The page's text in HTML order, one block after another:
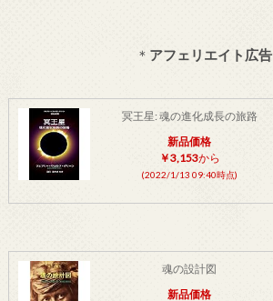
＊ アフェリエイト広告
冥王星: 魂の進化成長の旅路
新品価格
￥3,153から
(2022/1/13 09:40時点)
魂の設計図
新品価格